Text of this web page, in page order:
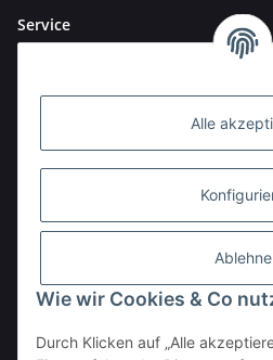
Alle
Wie wir Cookies & Co
Durch Klicken auf „Alle
Service
BESTELLHOTLINE: